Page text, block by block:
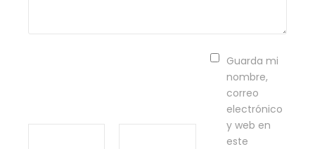
Guarda mi
nombre,
correo
electrónico
y web en
este